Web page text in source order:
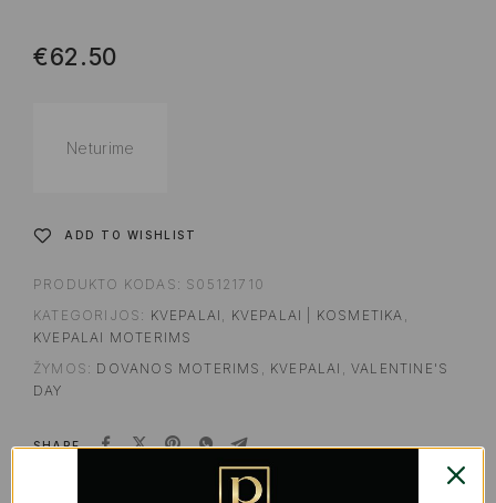
€62.50
Neturime
ADD TO WISHLIST
PRODUKTO KODAS: S05121710
KATEGORIJOS: KVEPALAI KVEPALAI | KOSMETIKA
KVEPALAI MOTERIMS
ŽYMOS: DOVANOS MOTERIMS KVEPALAI ,VALENTINE'S
DAY
SHARE